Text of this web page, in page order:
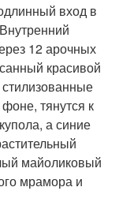
вход в
12 арочных
красивой
тянутся к
а синие
майоликовый
мрамора и